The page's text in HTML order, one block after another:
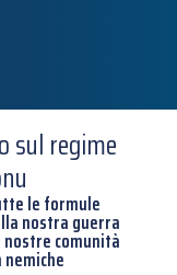
sul regime
le formule
nostra guerra
comunità